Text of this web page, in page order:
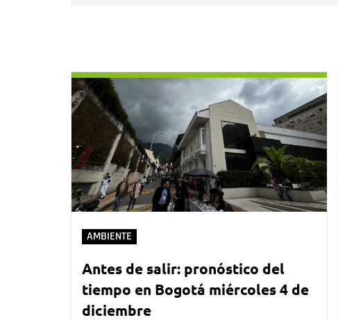
AMBIENTE
Antes de salir: pronóstico del
tiempo en Bogotá miércoles 4 de
diciembre